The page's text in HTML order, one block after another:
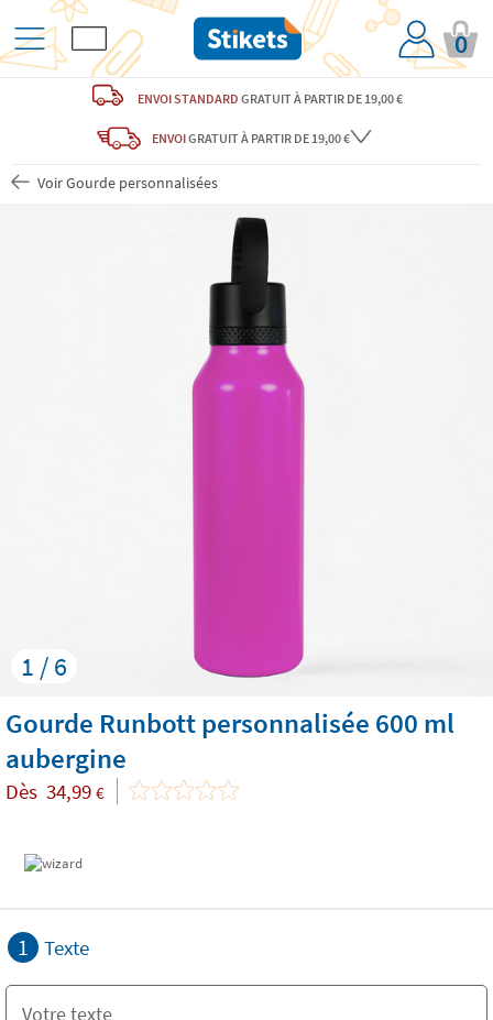
0
ENVOI STANDARD GRATUITÀ PARTIR DE 19,00 €
ENVOIGRATUITÀ PARTIR DE 19,00 €
Voir Gourde personnalisées
1 / 6
Gourde Runbott personnalisée 600 ml
aubergine
Dès 34,99 €
1 Texte